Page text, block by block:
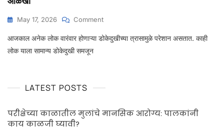
May 17, 2026 Comment
आजकाल अनेक लोक वारंवार होणाऱ्या डोकेदुखीच्या त्रासामुळे परेशान असतात. काही
लोक याला सामान्य डोकेदुखी समजून
LATEST POSTS
परीक्षेच्या काळातील मुलांचे मानसिक आरोग्य: पालकांनी
काय काळजी घ्यावी?